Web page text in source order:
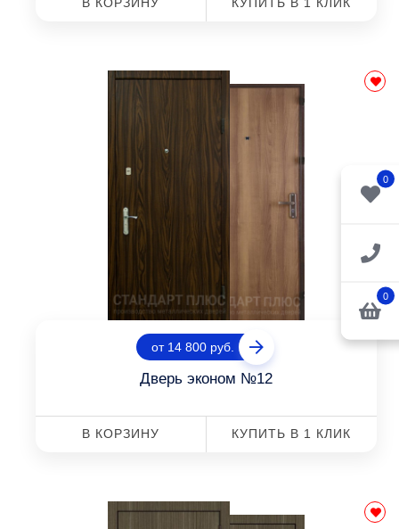
0
0
от 14 800 руб.
Дверь эконом №12
В КОРЗИНУ КУПИТЬ В 1 КЛИК